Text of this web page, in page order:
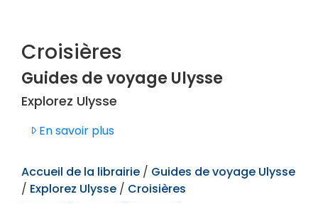
Croisières
Guides de voyage Ulysse
Explorez Ulysse
En savoir plus
Accueil de la librairie / Guides de voyage Ulysse
/ Explorez Ulysse / Croisières